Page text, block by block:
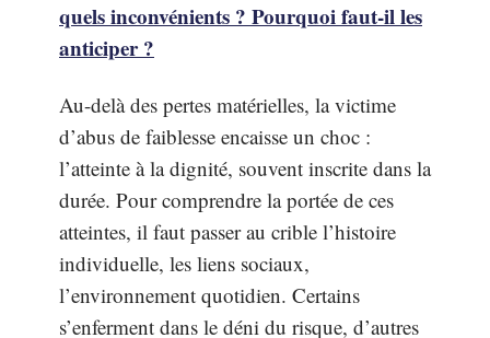
quels inconvénients ? Pourquoi faut-il les
anticiper ?
Au-delà des pertes matérielles, la victime
d’abus de faiblesse encaisse un choc :
l’atteinte à la dignité, souvent inscrite dans la
durée. Pour comprendre la portée de ces
atteintes, il faut passer au crible l’histoire
individuelle, les liens sociaux,
l’environnement quotidien. Certains
s’enferment dans le déni du risque, d’autres